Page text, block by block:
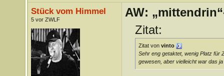
Stück vom Himmel
5 vor ZWLF
AW:
Zitat:
Zitat von vinto
Sehr eng getaktet, wenig Platz für
gewesen, aber vielleicht war das